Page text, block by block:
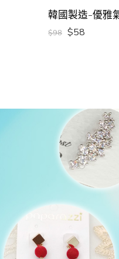
韓國製造-優雅
$98 $58